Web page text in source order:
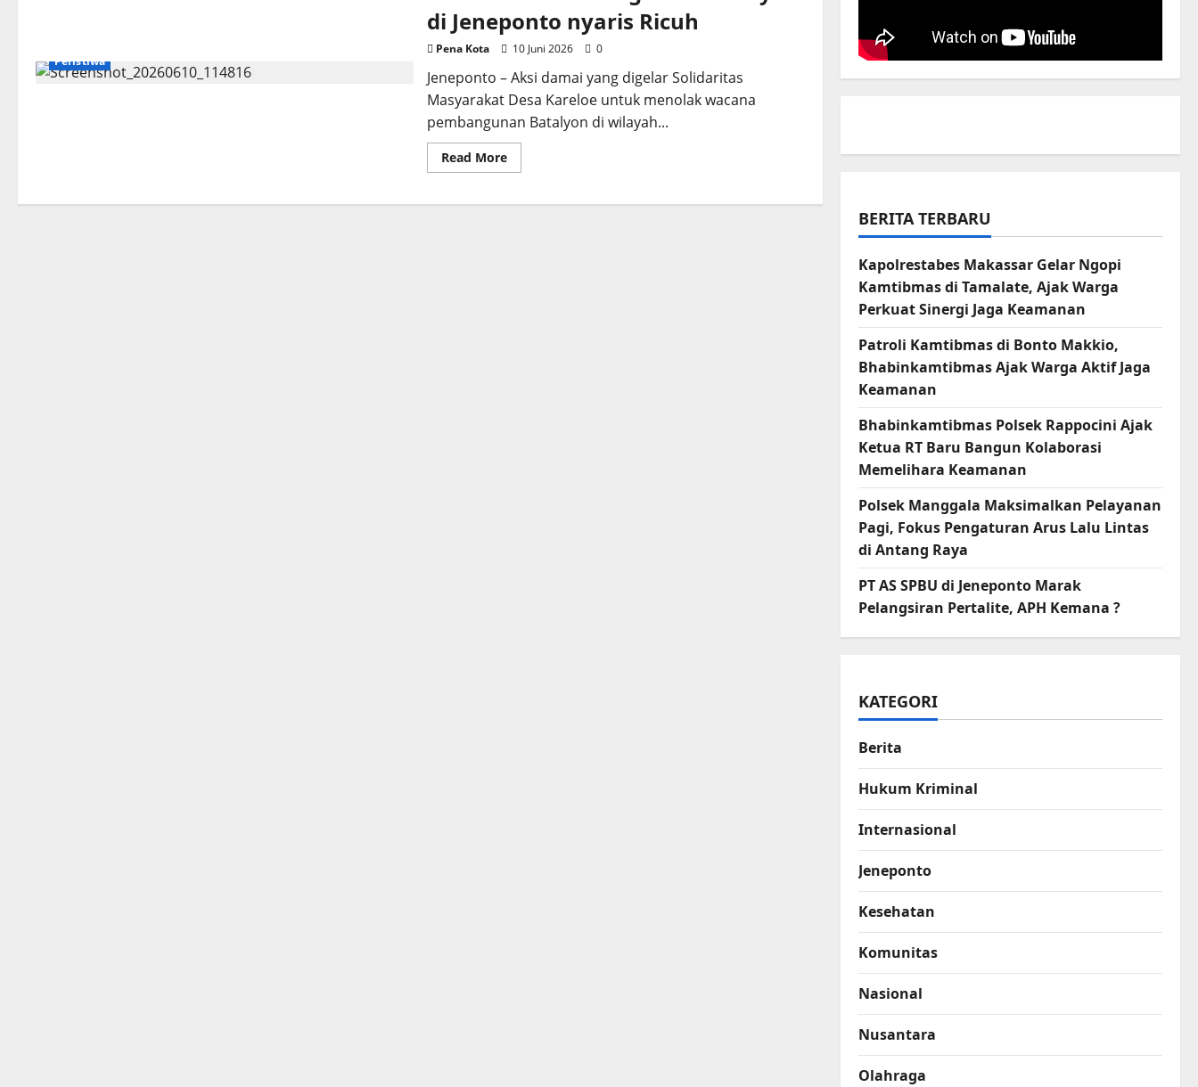
Peristiwa
di Jeneponto nyaris Ricuh
Pena Kota 10 Juni 2026 0
Jeneponto – Aksi damai yang digelar Solidaritas
Masyarakat Desa Kareloe untuk menolak wacana
pembangunan Batalyon di wilayah...
Read MoreRead
more
Tolak
BERITA TERBARU
Kapolrestabes Makassar Gelar Ngopi
Kamtibmas di Tamalate, Ajak Warga
Perkuat Sinergi Jaga Keamanan
Patroli Kamtibmas di Bonto Makkio,
Bhabinkamtibmas Ajak Warga Aktif Jaga
Keamanan
Bhabinkamtibmas Polsek Rappocini Ajak
Ketua RT Baru Bangun Kolaborasi
Memelihara Keamanan
Polsek Manggala Maksimalkan Pelayanan
Pagi, Fokus Pengaturan Arus Lalu Lintas
di Antang Raya
PT AS SPBU di Jeneponto Marak
Pelangsiran Pertalite, APH Kemana ?
KATEGORI
Berita
Hukum Kriminal
Internasional
Jeneponto
Kesehatan
Komunitas
Nasional
Nusantara
Olahraga